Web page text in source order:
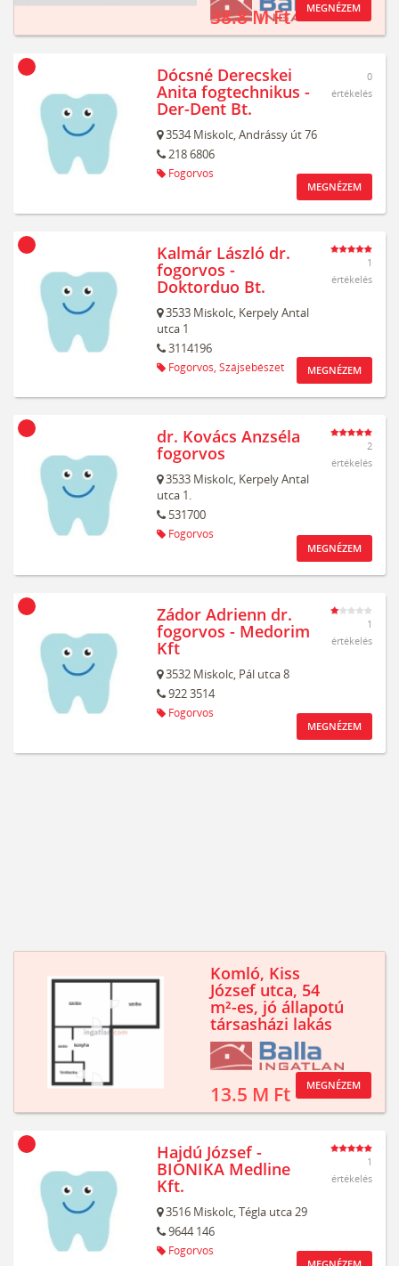
38.8 M Ft MEGNÉZEM
Dócsné Derecskei
Anita fogtechnikus -
Der-Dent Bt.
3534 Miskolc,Andrássy út 76
218 6806
Fogorvos
0
értékelés
MEGNÉZEM
Kalmár László dr.
fogorvos -
Doktorduo Bt.
3533 Miskolc, Kerpely Antal
utca 1
3114196
Fogorvos, Szájsebészet
1
értékelés
MEGNÉZEM
dr. Kovács Anzséla
fogorvos
3533 Miskolc, Kerpely Antal
utca 1.
531700
Fogorvos
2
értékelés
MEGNÉZEM
Zádor Adrienn dr.
fogorvos - Medorim
Kft
3532 Miskolc, Pál utca 8
922 3514
Fogorvos
1
értékelés
MEGNÉZEM
Komló, Kiss
József utca, 54
m²-es, jó állapotú
társasházi lakás
13.5 M Ft MEGNÉZEM
Hajdú József -
BIONIKA Medline
Kft.
3516 Miskolc,Tégla utca 29
9644 146
Fogorvos
1
értékelés